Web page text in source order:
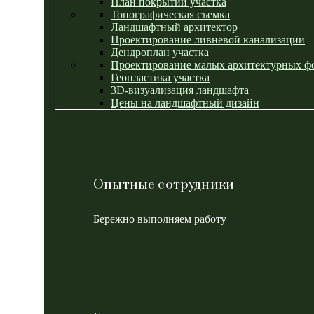
Топографическая съемка
Ландшафтный архитектор
Проектирование ливневой канализации
Дендроплан участка
Проектирование малых архитектурных
Геопластика участка
3D-визуализация ландшафта
Цены на ландшафтный дизайн
Опытные сотрудники
Бережно выполняем работу